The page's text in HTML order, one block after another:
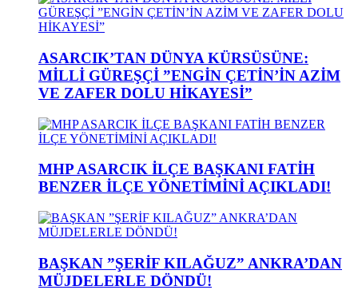
ASARCIK’TAN DÜNYA KÜRSÜSÜNE:
MİLLİ GÜREŞÇİ ”ENGİN ÇETİN’İN AZİM
VE ZAFER DOLU HİKAYESİ”
MHP ASARCIK İLÇE BAŞKANI FATİH
BENZER İLÇE YÖNETİMİNİ AÇIKLADI!
BAŞKAN ”ŞERİF KILAĞUZ” ANKRA’DAN
MÜJDELERLE DÖNDÜ!